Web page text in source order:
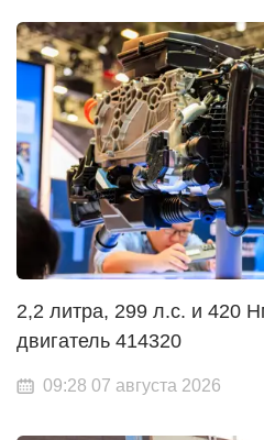
2,2 литра, 299 л.с. и 420
двигатель 414320
09:28 07 августа 2026